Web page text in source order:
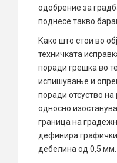
одобрение за
поднесе такво
Како што стои во
техничката
поради грешка во
испишување и
поради отсуство на
односно
граница на
дефинира графички
дебелина од 0,5 мм.